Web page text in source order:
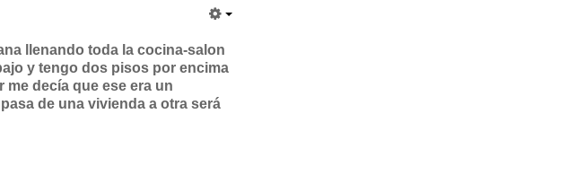
llenando toda la cocina-salon
y tengo dos pisos por encima
decía que ese era un
de una vivienda a otra será